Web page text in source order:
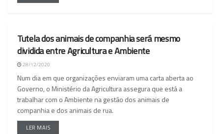
NACIONAL
Tutela dos animais de companhia será mesmo
dividida entre Agricultura e Ambiente
28/12/2020
Num dia em que organizações enviaram uma carta aberta ao
Governo, o Ministério da Agricultura assegura que está a
trabalhar com o Ambiente na gestão dos animais de
companhia e dos animais de rua.
LER MAIS